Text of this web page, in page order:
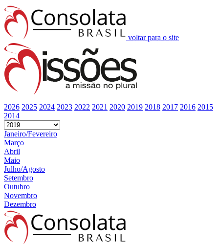
voltar para o site
2026 2025 2024 2023 2022 2021 2020 2019 2018 2017 2016 2015
2014
Janeiro/Fevereiro
Março
Abril
Maio
Julho/Agosto
Setembro
Outubro
Novembro
Dezembro